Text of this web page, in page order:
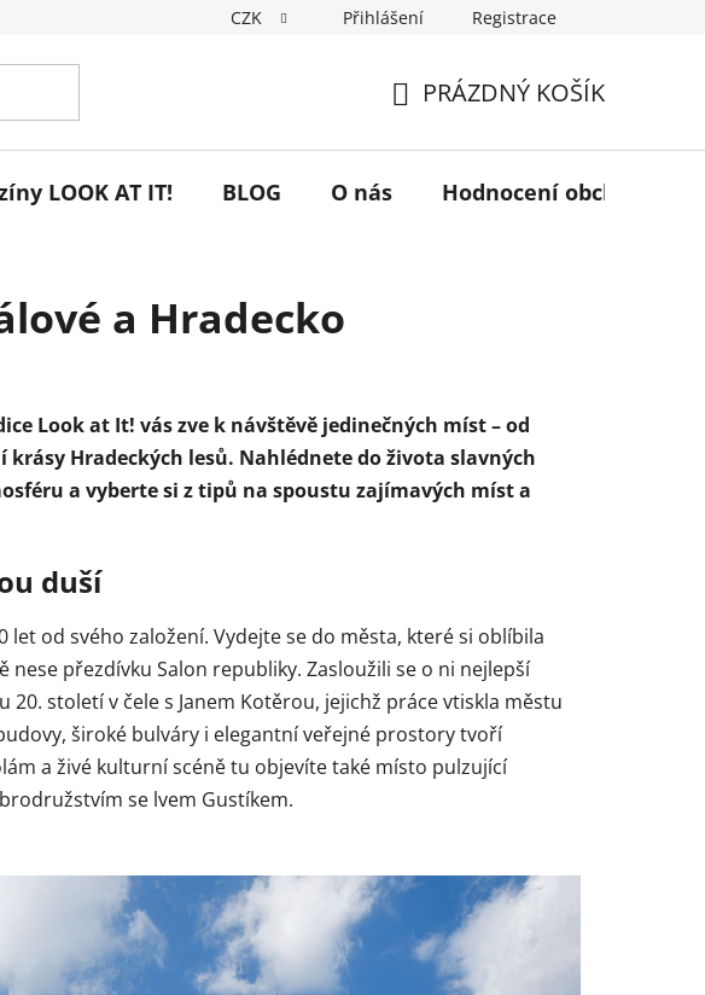
CZK Přihlášení Registrace
KOŠÍK
PRÁZDNÝ KOŠÍK
LOOK AT IT! BLOG O nás Hodnocení obchodu
a Hradecko
Lookat It! vás zve k návštěvě jedinečných míst – od
Hradeckých lesů. Nahlédnete do života slavných
a vyberte si z tipů na spoustu zajímavých míst a
duší
let od svého založení. Vydejte se do města, které si oblíbila
nese přezdívku Salon republiky. Zasloužili se o ni nejlepší
století v čele s Janem Kotěrou, jejichž práce vtiskla městu
široké bulváry i elegantní veřejné prostory tvoří
a živé kulturní scéně tu objevíte také místo pulzující
se lvem Gustíkem.